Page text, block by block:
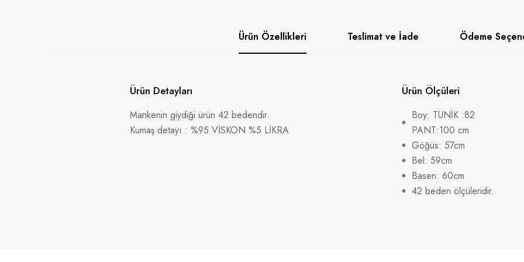
Ürün Özellikleri Teslimat ve İade Ödeme
Ürün Detayları
Mankenin giydiği ürün 42 bedendir.
Kumaş detayı : %95 VİSKON %5 LİKRA
Ürün Ölçüleri
Boy: TUNİK :82
PANT:100 cm
Göğüs: 57cm
Bel: 59cm
Basen: 60cm
42 beden ölçüleridir.